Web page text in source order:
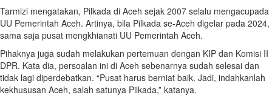
Tarmizi mengatakan, Pilkada di Aceh sejak 2007 selalu mengacupada
UU Pemerintah Aceh. Artinya, bila Pilkada se-Aceh digelar pada 2024,
sama saja pusat mengkhianati UU Pemerintah Aceh.
Pihaknya juga sudah melakukan pertemuan dengan KIP dan Komisi II
DPR. Kata dia, persoalan ini di Aceh sebenarnya sudah selesai dan
tidak lagi diperdebatkan. “Pusat harus berniat baik. Jadi, indahkanlah
kekhususan Aceh, salah satunya Pilkada,” katanya.